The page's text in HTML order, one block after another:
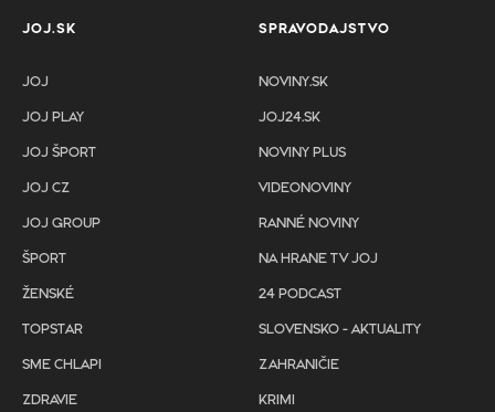
JOJ.SK
JOJ
JOJ PLAY
JOJ ŠPORT
JOJ CZ
JOJ GROUP
ŠPORT
ŽENSKÉ
TOPSTAR
SME CHLAPI
ZDRAVIE
SPRAVODAJSTVO
NOVINY.SK
JOJ24.SK
NOVINY PLUS
VIDEONOVINY
RANNÉ NOVINY
NA HRANE TV JOJ
24 PODCAST
SLOVENSKO - AKTUALITY
ZAHRANIČIE
KRIMI